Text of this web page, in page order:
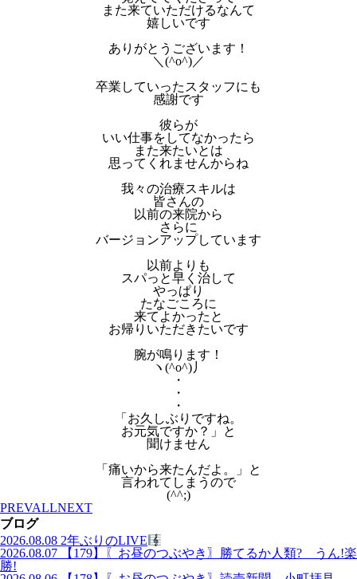
また来ていただけるなんて
嬉しいです
ありがとうございます！
＼(^o^)／
卒業していったスタッフにも
感謝です
彼らが
いい仕事をしてなかったら
また来たいとは
思ってくれませんからね
我々の治療スキルは
皆さんの
以前の来院から
さらに
バージョンアップしています
以前よりも
スパっと早く治して
やっぱり
たなごころに
来てよかったと
お帰りいただきたいです
腕が鳴ります！
ヽ(^o^)丿
・
・
・
「お久しぶりですね。
お元気ですか？」と
聞けません
「痛いから来たんだよ。」と
言われてしまうので
(^^;)
PREVALLNEXT
ブログ
2026.08.08 2年ぶりのLIVE
2026.08.07
【179】〖お昼のつぶやき〗勝てるか人類? うん!楽
勝!